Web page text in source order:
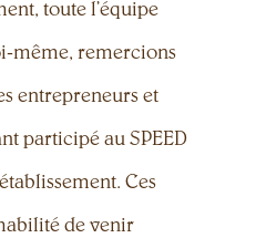
toute l’équipe
même, remercions
entrepreneurs et
participé au SPEED
Ces
de venir